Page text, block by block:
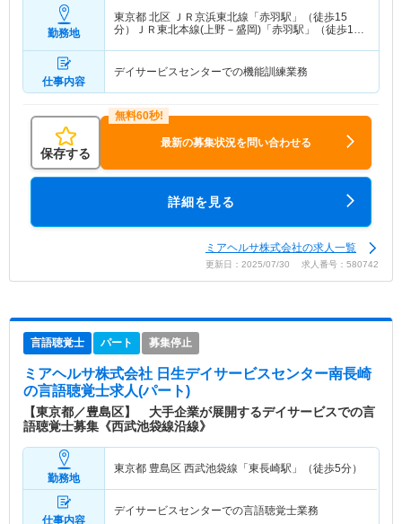
勤務地
東京都 北区
ＪＲ京浜東北線「赤羽駅」（徒歩15
分）ＪＲ東北本線(上野－盛岡)「赤羽駅」（徒歩15
仕事内容
デイサービスセンターでの機能訓練業務
保存する
最新の募集状況を問い合わせる
詳細を見る
ミアヘルサ株式会社の求人一覧
更新日：2025/07/30 求人番号：580742
言語聴覚士 パート 募集停止
ミアヘルサ株式会社 日生デイサービスセンター南長崎
の言語聴覚士求人(パート)
【東京都／豊島区】 大手企業が展開するデイサービスでの言
語聴覚士募集《西武池袋線沿線》
勤務地
東京都 豊島区 西武池袋線「東長崎駅」（徒歩5分）
仕事内容
デイサービスセンターでの言語聴覚士業務